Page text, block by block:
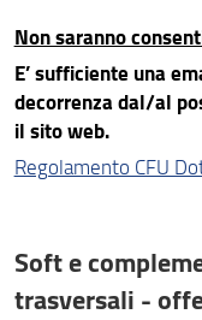
Non saranno
E’ sufficiente una
decorrenza dal/al
il sito web.
Regolamento CFU
Soft e
trasversali -